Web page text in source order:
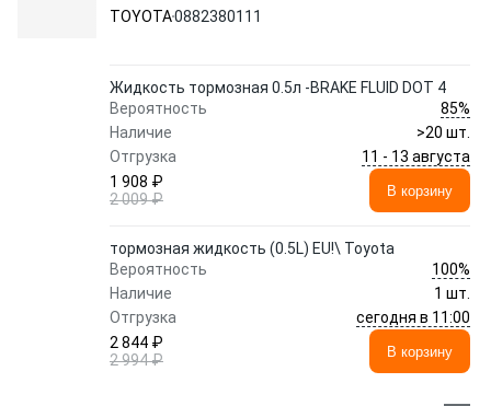
TOYOTA0882380111
Жидкость тормозная 0.5л -BRAKE FLUID DOT 4
Вероятность
85%
Наличие
>20 шт.
Отгрузка
11 - 13 августа
1 908 ₽
2 009 ₽
В корзину
тормозная жидкость (0.5L) EU!\ Toyota
Вероятность
100%
Наличие
1 шт.
Отгрузка
сегодня в 11:00
2 844 ₽
2 994 ₽
В корзину